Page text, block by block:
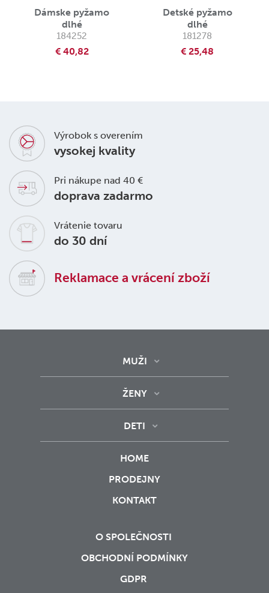
Dámske pyžamo
dlhé
184252
€ 40,82
Detské pyžamo
dlhé
181278
€ 25,48
Výrobok s overením
vysokej kvality
Pri nákupe nad 40 €
doprava zadarmo
Vrátenie tovaru
do 30 dní
Reklamace a vrácení zboží
MUŽI
ŽENY
DETI
HOME
PRODEJNY
KONTAKT
O SPOLEČNOSTI
OBCHODNÍ PODMÍNKY
GDPR